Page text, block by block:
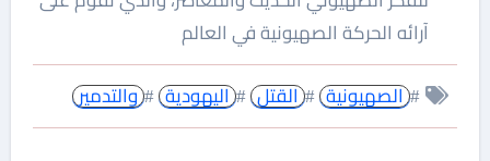
آرائه الحركة الصهيونية في العالم
# الصهيونية # القتل # اليهودية # والتدمير